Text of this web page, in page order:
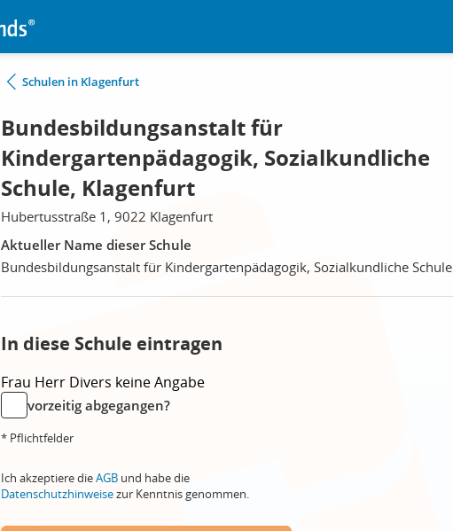
Schulen in Klagenfurt
Bundesbildungsanstalt für
Kindergartenpädagogik, Sozialkundliche
Schule, Klagenfurt
Hubertusstraße 1, 9022 Klagenfurt
Aktueller Name dieser Schule
Bundesbildungsanstalt für Kindergartenpädagogik, Sozialkundliche Schule
In diese Schule eintragen
Frau Herr Divers keine Angabe
vorzeitig abgegangen?
* Pflichtfelder
Ich akzeptiere dieAGB und habe die
Datenschutzhinweisezur Kenntnis genommen.